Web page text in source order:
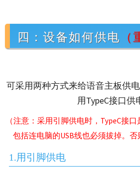
四：设备如何供电 （
可采用两种方式来给语音主板供
用TypeC接口供
（注意：采用引脚供电时，TypeC接
包括连电脑的USB线也必须拔掉。否
1.用引脚供电